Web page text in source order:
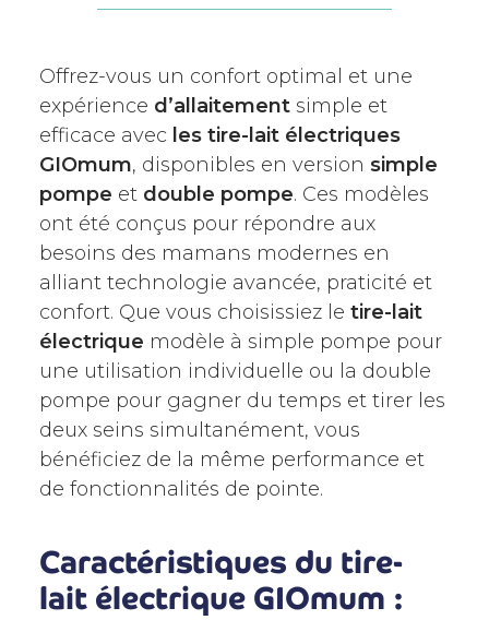
Offrez-vous un confort optimal et une
expérience d’allaitement simple et
efficace avec les tire-lait électriques
GIOmum, disponibles en version simple
pompe et double pompe. Ces modèles
ont été conçus pour répondre aux
besoins des mamans modernes en
alliant technologie avancée, praticité et
confort. Que vous choisissiez le tire-lait
électrique modèle à simple pompe pour
une utilisation individuelle ou la double
pompe pour gagner du temps et tirer les
deux seins simultanément, vous
bénéficiez de la même performance et
de fonctionnalités de pointe.
Caractéristiques du tire-
lait électrique GIOmum :